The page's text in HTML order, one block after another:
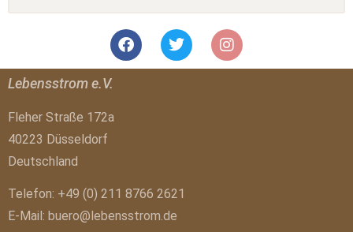
Lebensstrom e.V.
Fleher Straße 172a
40223 Düsseldorf
Deutschland
Telefon: +49 (0) 211 8766 2621
E-Mail: buero@lebensstrom.de